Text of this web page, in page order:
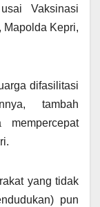
Vaksinasi
Mapolda Kepri,
difasilitasi
tambah
yang tidak
pun